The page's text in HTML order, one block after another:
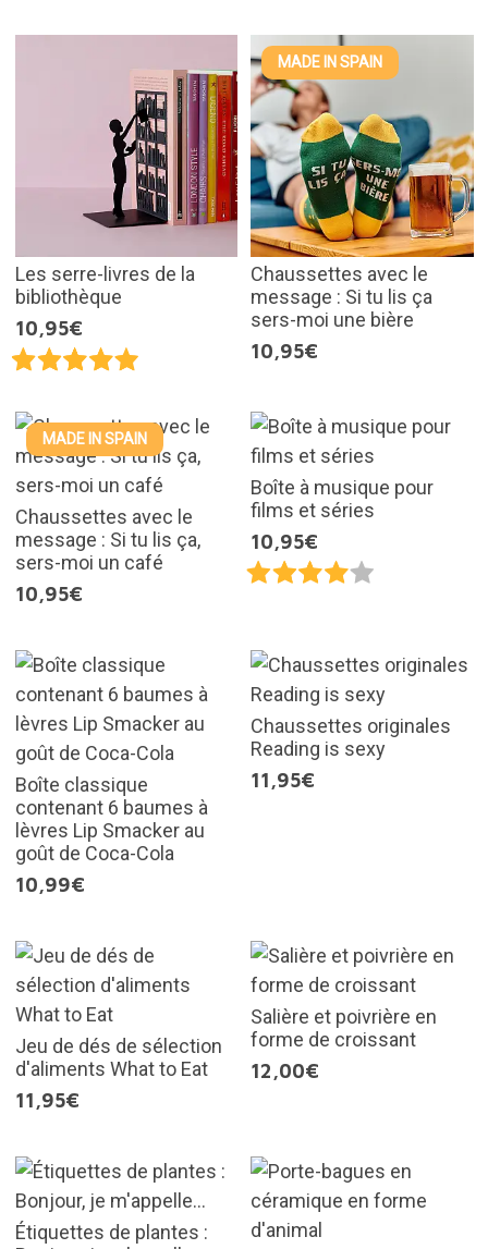
Les serre-livres de la
bibliothèque
10,95€
MADE IN SPAIN
Chaussettes avec le
message : Si tu lis ça
sers-moi une bière
10,95€
MADE IN SPAIN
Chaussettes avec le
message : Si tu lis ça,
sers-moi un café
10,95€
Boîte à musique pour
films et séries
10,95€
Boîte classique
contenant 6 baumes à
lèvres Lip Smacker au
goût de Coca-Cola
10,99€
Chaussettes originales
Reading is sexy
11,95€
Jeu de dés de sélection
d'aliments What to Eat
11,95€
Salière et poivrière en
forme de croissant
12,00€
Étiquettes de plantes :